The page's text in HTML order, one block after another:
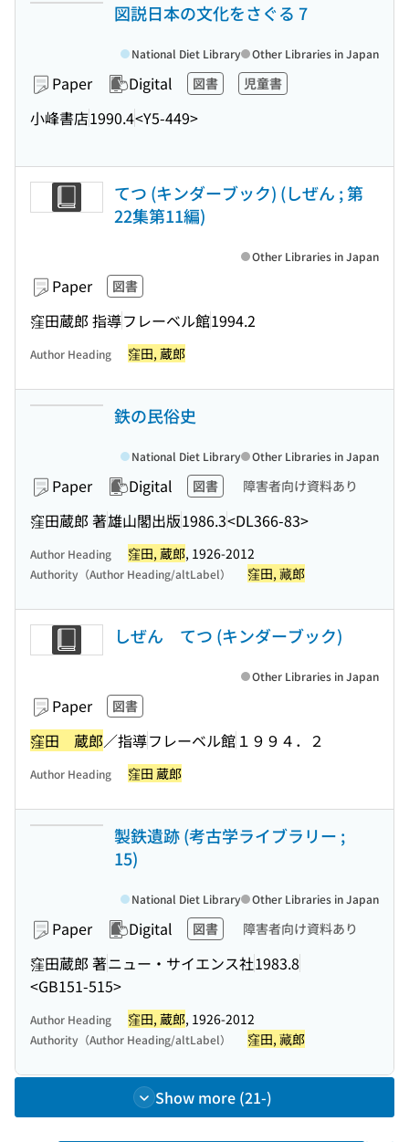
図説日本の文化をさぐる 7
Paper Digital 図書 児童書
小峰書店1990.4<Y5-449>
National Diet Library Other Libraries in Japan
てつ (キンダーブック) (しぜん ; 第
22集第11編)
Paper 図書
窪田蔵郎 指導フレーベル館1994.2
Other Libraries in Japan
Author Heading 窪田, 蔵郎
鉄の民俗史
Paper Digital 図書 障害者向け資料あり
窪田蔵郎 著雄山閣出版1986.3<DL366-83>
National Diet Library Other Libraries in Japan
Author Heading 窪田, 蔵郎, 1926-2012
Authority（Author Heading/altLabel） 窪田, 藏郎
しぜん てつ (キンダーブック)
Paper 図書
窪田 蔵郎／指導フレーベル館 １９９４．２
Other Libraries in Japan
Author Heading 窪田 蔵郎
製鉄遺跡 (考古学ライブラリー ;
15)
Paper Digital 図書 障害者向け資料あり
窪田蔵郎 著ニュー・サイエンス社1983.8
<GB151-515>
National Diet Library Other Libraries in Japan
Author Heading 窪田, 蔵郎, 1926-2012
Authority（Author Heading/altLabel） 窪田, 藏郎
Show more (21-)